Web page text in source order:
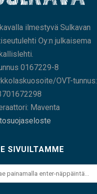
ilmestyvä Sulkavan
Oy:n julkaisema
0167229-8
OVT-tunnus:
Maventa
SIVUILTAMME